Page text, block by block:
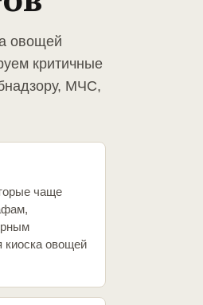
овощей
критичные
МЧС,
чаще
киоска овощей